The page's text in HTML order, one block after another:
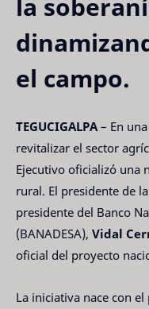
la
el campo.
TEGUCIGALPA– En
revitalizar el sector
Ejecutivo oficializó una
rural. El presidente de
presidente del Banco
(BANADESA), Vidal
oficial del proyecto
La iniciativa nace con